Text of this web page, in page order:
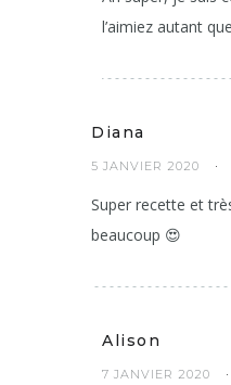
l’aimiez autant
Diana
5 JANVIER 2020
Super recette et
beaucoup 😍
Alison
7 JANVIER 2020